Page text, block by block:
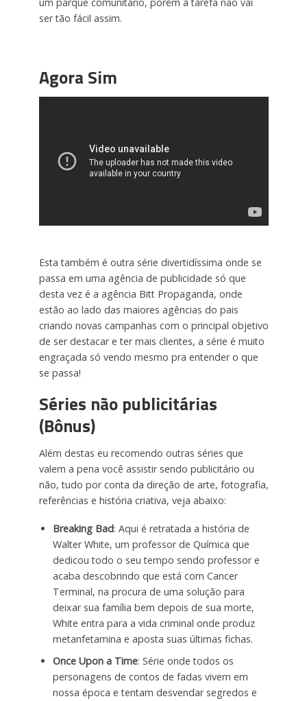
ser tão fácil assim.
Agora Sim
Esta também é outra série divertidíssima onde se
passa em uma agência de publicidade só que
desta vez é a agência Bitt Propaganda, onde
estão ao lado das maiores agências do pais
criando novas campanhas com o principal objetivo
de ser destacar e ter mais clientes, a série é muito
engraçada só vendo mesmo pra entender o que
se passa!
Séries não publicitárias
(Bônus)
Além destas eu recomendo outras séries que
valem a pena você assistir sendo publicitário ou
não, tudo por conta da direção de arte, fotografia,
referências e história criativa, veja abaixo:
Breaking Bad: Aqui é retratada a história de
Walter White, um professor de Química que
dedicou todo o seu tempo sendo professor e
acaba descobrindo que está com Cancer
Terminal, na procura de uma solução para
deixar sua família bem depois de sua morte,
White entra para a vida criminal onde produz
metanfetamina e aposta suas últimas fichas.
Once Upon a Time: Série onde todos os
personagens de contos de fadas vivem em
nossa época e tentam desvendar segredos e